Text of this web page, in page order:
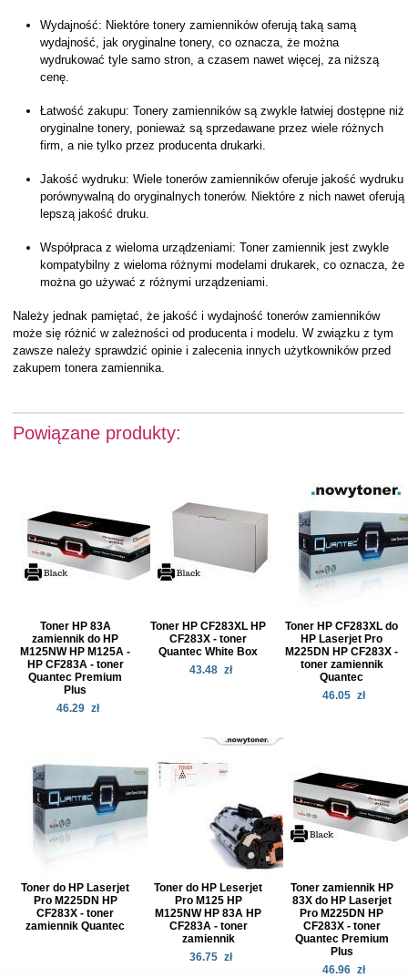
Wydajność: Niektóre tonery zamienników oferują taką samą
wydajność, jak oryginalne tonery, co oznacza, że można
wydrukować tyle samo stron, a czasem nawet więcej, za niższą
cenę.
Łatwość zakupu: Tonery zamienników są zwykle łatwiej dostępne niż
oryginalne tonery, ponieważ są sprzedawane przez wiele różnych
firm, a nie tylko przez producenta drukarki.
Jakość wydruku: Wiele tonerów zamienników oferuje jakość wydruku
porównywalną do oryginalnych tonerów. Niektóre z nich nawet oferują
lepszą jakość druku.
Współpraca z wieloma urządzeniami: Toner zamiennik jest zwykle
kompatybilny z wieloma różnymi modelami drukarek, co oznacza, że
można go używać z różnymi urządzeniami.
Należy jednak pamiętać, że jakość i wydajność tonerów zamienników
może się różnić w zależności od producenta i modelu. W związku z tym
zawsze należy sprawdzić opinie i zalecenia innych użytkowników przed
zakupem tonera zamiennika.
Powiązane produkty:
Toner HP 83A
zamiennik do HP
M125NW HP M125A -
HP CF283A - toner
Quantec Premium
Plus
46.29 zł
Toner HP CF283XL HP
CF283X - toner
Quantec White Box
43.48 zł
Toner HP CF283XL do
HP Laserjet Pro
M225DN HP CF283X -
toner zamiennik
Quantec
46.05 zł
Toner do HP Laserjet
Pro M225DN HP
CF283X - toner
zamiennik Quantec
Toner do HP Leserjet
Pro M125 HP
M125NW HP 83A HP
CF283A - toner
zamiennik
36.75 zł
Toner zamiennik HP
83X do HP Laserjet
Pro M225DN HP
CF283X - toner
Quantec Premium
Plus
46.96 zł